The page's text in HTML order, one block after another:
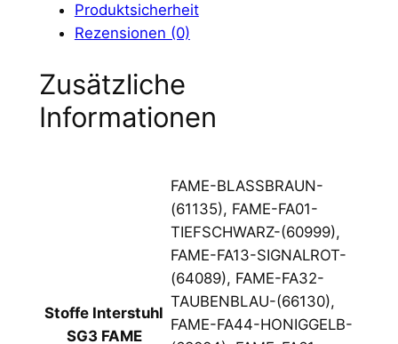
f
f
Produktsicherheit
Rezensionen (0)
Zusätzliche
Informationen
Stoffe Interstuhl
SG3 FAME
FAME-BLASSBRAUN-
(61135), FAME-FA01-
TIEFSCHWARZ-(60999),
FAME-FA13-SIGNALROT-
(64089), FAME-FA32-
TAUBENBLAU-(66130),
FAME-FA44-HONIGGELB-